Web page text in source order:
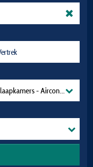
- 3 Slaapkamers - Airconditioning